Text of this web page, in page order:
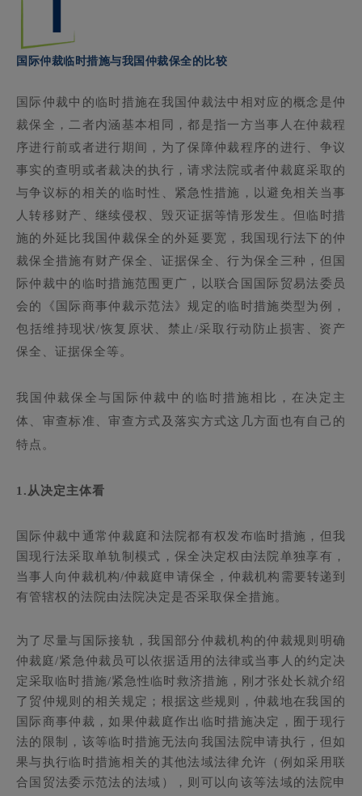
国际仲裁临时措施与我国仲裁保全的比较
国际仲裁中的临时措施在我国仲裁法中相对应的概念是仲
裁保全，二者内涵基本相同，都是指一方当事人在仲裁程
序进行前或者进行期间，为了保障仲裁程序的进行、争议
事实的查明或者裁决的执行，请求法院或者仲裁庭采取的
与争议标的相关的临时性、紧急性措施，以避免相关当事
人转移财产、继续侵权、毁灭证据等情形发生。但临时措
施的外延比我国仲裁保全的外延要宽，我国现行法下的仲
裁保全措施有财产保全、证据保全、行为保全三种，但国
际仲裁中的临时措施范围更广，以联合国国际贸易法委员
会的《国际商事仲裁示范法》规定的临时措施类型为例，
包括维持现状/恢复原状、禁止/采取行动防止损害、资产
保全、证据保全等。
我国仲裁保全与国际仲裁中的临时措施相比，在决定主
体、审查标准、审查方式及落实方式这几方面也有自己的
特点。
1.从决定主体看
国际仲裁中通常仲裁庭和法院都有权发布临时措施，但我
国现行法采取单轨制模式，保全决定权由法院单独享有，
当事人向仲裁机构/仲裁庭申请保全，仲裁机构需要转递到
有管辖权的法院由法院决定是否采取保全措施。
为了尽量与国际接轨，我国部分仲裁机构的仲裁规则明确
仲裁庭/紧急仲裁员可以依据适用的法律或当事人的约定决
定采取临时措施/紧急性临时救济措施，刚才张处长就介绍
了贸仲规则的相关规定；根据这些规则，仲裁地在我国的
国际商事仲裁，如果仲裁庭作出临时措施决定，囿于现行
法的限制，该等临时措施无法向我国法院申请执行，但如
果与执行临时措施相关的其他法域法律允许（例如采用联
合国贸法委示范法的法域），则可以向该等法域的法院申